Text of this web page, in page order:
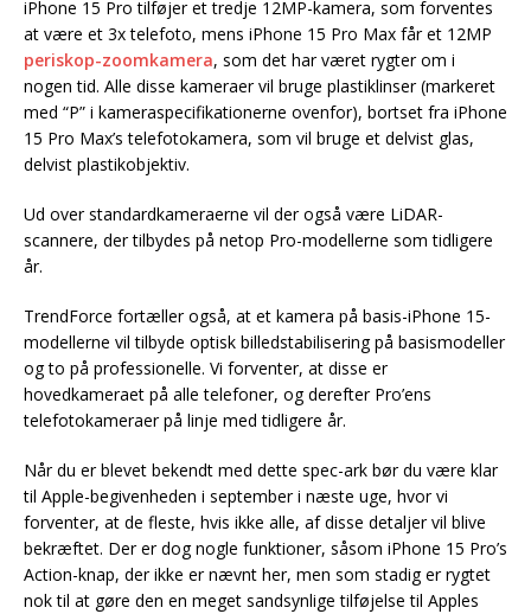
iPhone 15 Pro tilføjer et tredje 12MP-kamera, som forventes
at være et 3x telefoto, mens iPhone 15 Pro Max får et 12MP
periskop-zoomkamera, som det har været rygter om i
nogen tid. Alle disse kameraer vil bruge plastiklinser (markeret
med “P” i kameraspecifikationerne ovenfor), bortset fra iPhone
15 Pro Max’s telefotokamera, som vil bruge et delvist glas,
delvist plastikobjektiv.
Ud over standardkameraerne vil der også være LiDAR-
scannere, der tilbydes på netop Pro-modellerne som tidligere
år.
TrendForce fortæller også, at et kamera på basis-iPhone 15-
modellerne vil tilbyde optisk billedstabilisering på basismodeller
og to på professionelle. Vi forventer, at disse er
hovedkameraet på alle telefoner, og derefter Pro’ens
telefotokameraer på linje med tidligere år.
Når du er blevet bekendt med dette spec-ark bør du være klar
til Apple-begivenheden i september i næste uge, hvor vi
forventer, at de fleste, hvis ikke alle, af disse detaljer vil blive
bekræftet. Der er dog nogle funktioner, såsom iPhone 15 Pro’s
Action-knap, der ikke er nævnt her, men som stadig er rygtet
nok til at gøre den en meget sandsynlige tilføjelse til Apples